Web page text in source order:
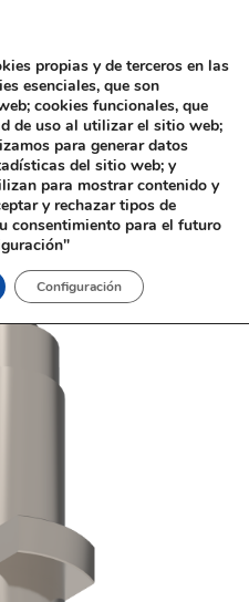
Digitales /Nobel®
propias y de terceros en las
esenciales, que son
cookies funcionales, que
de uso al utilizar el sitio web;
para generar datos
del sitio web; y
para mostrar contenido y
y rechazar tipos de
consentimiento para el futuro
Configuración